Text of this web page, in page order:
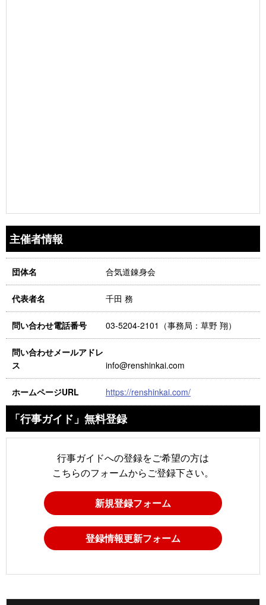
主催者情報
団体名 合気道錬身会
代表者名 千田 務
問い合わせ電話番号 03-5204-2101（事務局：草野 翔）
問い合わせメールアドレ
ス
info@renshinkai.com
ホームページURL https://renshinkai.com/
「行事ガイド」無料登録
行事ガイドへの登録をご希望の方は
こちらのフォームからご登録下さい。
新規登録フォーム
登録情報更新フォーム